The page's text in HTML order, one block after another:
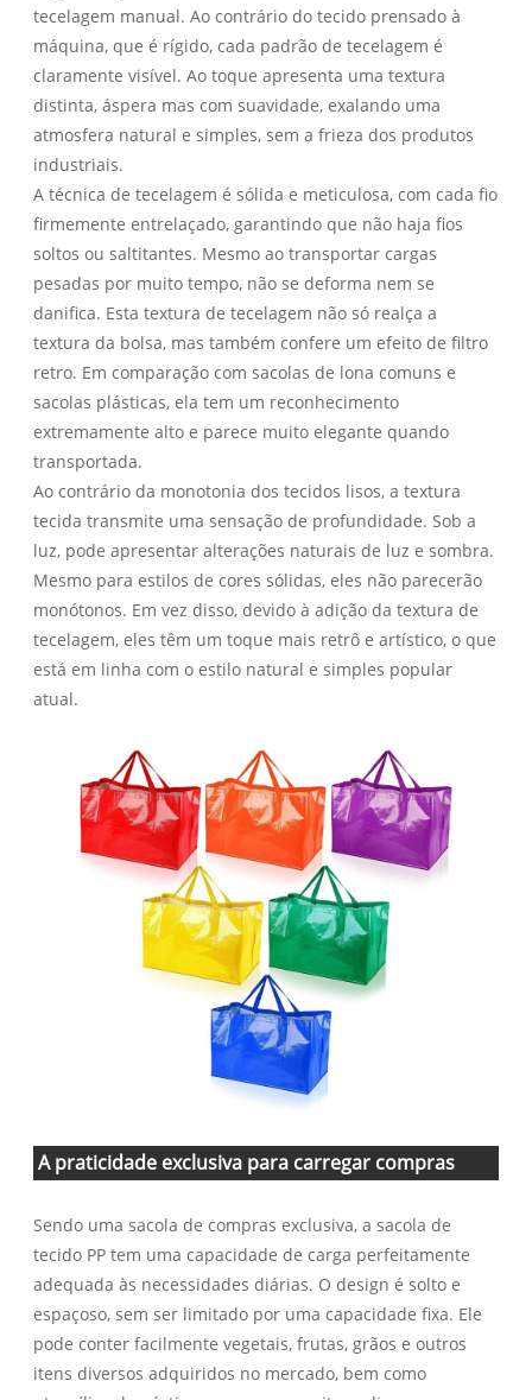
tecelagem manual. Ao contrário do tecido prensado à
máquina, que é rígido, cada padrão de tecelagem é
claramente visível. Ao toque apresenta uma textura
distinta, áspera mas com suavidade, exalando uma
atmosfera natural e simples, sem a frieza dos produtos
industriais.
A técnica de tecelagem é sólida e meticulosa, com cada fio
firmemente entrelaçado, garantindo que não haja fios
soltos ou saltitantes. Mesmo ao transportar cargas
pesadas por muito tempo, não se deforma nem se
danifica. Esta textura de tecelagem não só realça a
textura da bolsa, mas também confere um efeito de filtro
retro. Em comparação com sacolas de lona comuns e
sacolas plásticas, ela tem um reconhecimento
extremamente alto e parece muito elegante quando
transportada.
Ao contrário da monotonia dos tecidos lisos, a textura
tecida transmite uma sensação de profundidade. Sob a
luz, pode apresentar alterações naturais de luz e sombra.
Mesmo para estilos de cores sólidas, eles não parecerão
monótonos. Em vez disso, devido à adição da textura de
tecelagem, eles têm um toque mais retrô e artístico, o que
está em linha com o estilo natural e simples popular
atual.
A praticidade exclusiva para carregar compras
Sendo uma sacola de compras exclusiva, a sacola de
tecido PP tem uma capacidade de carga perfeitamente
adequada às necessidades diárias. O design é solto e
espaçoso, sem ser limitado por uma capacidade fixa. Ele
pode conter facilmente vegetais, frutas, grãos e outros
itens diversos adquiridos no mercado, bem como